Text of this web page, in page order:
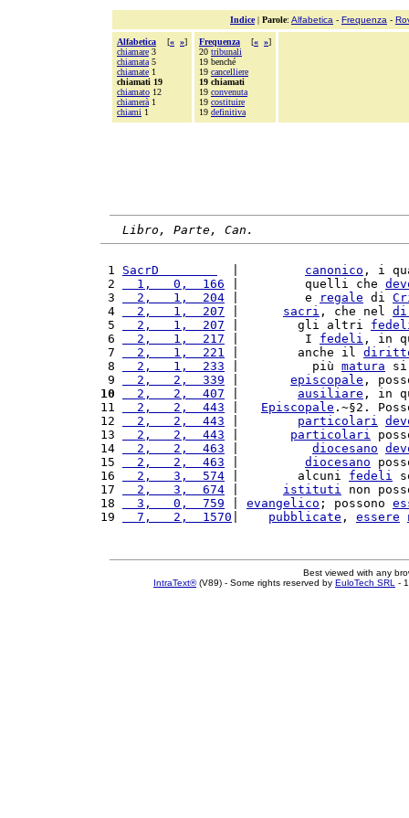
Indice| Parole: Alfabetica - Frequenza -
Alfabetica [« »]
chiamare 3
chiamata 5
chiamate 1
chiamati 19
chiamato 12
chiamerà 1
chiami 1
Frequenza [« »]
20 tribunali
19 benché
19 cancelliere
19 chiamati
19 convenuta
19 costituire
19 definitiva
Libro, Parte, Can.
1 SacrD canonico , i
2
  1,   0,  166
|         quelli che
3
  2,   1,  204
|         e regale di
4
  2,   1,  207
sacri , che nel
5
  2,   1,  207
|        gli altri
6
  2,   1,  217
|         I fedeli , in
7
  2,   1,  221
|        anche il
8
  2,   1,  233
|          più matura
9
  2,   2,  339
episcopale ,
10
  2,   2,  407
ausiliare , in
11
  2,   2,  443
Episcopale .~§2.
12
  2,   2,  443
particolari
13
  2,   2,  443
particolari
14
  2,   2,  463
diocesano
15
  2,   2,  463
diocesano
16
  2,   3,  574
|        alcuni fedeli
17
  2,   3,  674
istituti non
18
  3,   0,  759
evangelico ; possono
19
  7,   2,  1570
pubblicate , essere
Best viewed with any
IntraText®(V89) - Some rights reserved by EuloTech SRL -